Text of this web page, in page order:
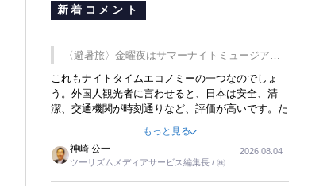
新着コメント
〈避暑旅〉金曜夜はサマーナイトミュージア
ム、都立6施設で
これもナイトタイムエコノミーの一つなのでしょ
う。外国人観光者に言わせると、日本は安全、清
潔、交通機関が時刻通りなど、評価が高いです。た
す。そのような意味で、金曜夜にこのようなイベン
トが行われれば、日本人に限らず外国人にとっても
楽しみが増えるでしょうね。
もっと見る
神崎 公一
ツーリズムメディアサービス編集長 / ㈱ツ
2026.08.04